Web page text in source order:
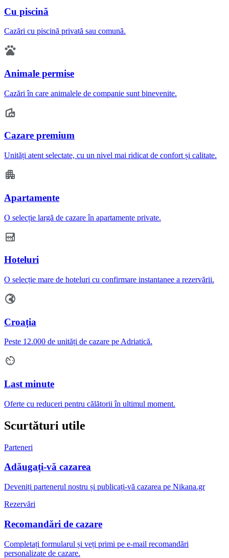
Cu piscină
Cazări cu piscină privată sau comună.
Animale permise
Cazări în care animalele de companie sunt binevenite.
Cazare premium
Unități atent selectate, cu un nivel mai ridicat de confort și calitate.
Apartamente
O selecție largă de cazare în apartamente private.
Hoteluri
O selecție mare de hoteluri cu confirmare instantanee a rezervării.
Croația
Peste 12.000 de unități de cazare pe Adriatică.
Last minute
Oferte cu reduceri pentru călătorii în ultimul moment.
Scurtături utile
Parteneri
Adăugați-vă cazarea
Deveniți partenerul nostru și publicați-vă cazarea pe Nikana.gr
Rezervări
Recomandări de cazare
Completați formularul și veți primi pe e-mail recomandări
personalizate de cazare.